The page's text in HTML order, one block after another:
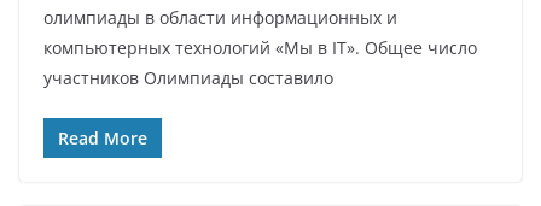
олимпиады в области информационных и
компьютерных технологий «Мы в IT». Общее число
участников Олимпиады составило
Read More